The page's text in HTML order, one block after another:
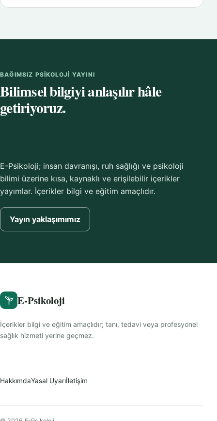
BAĞIMSIZ PSIKOLOJI YAYINI
Bilimsel bilgiyi anlaşılır hâle
getiriyoruz.
E-Psikoloji; insan davranışı, ruh sağlığı ve psikoloji
bilimi üzerine kısa, kaynaklı ve erişilebilir içerikler
yayımlar. İçerikler bilgi ve eğitim amaçlıdır.
Yayın yaklaşımımız
E-Psikoloji
İçerikler bilgi ve eğitim amaçlıdır; tanı, tedavi veya profesyonel
sağlık hizmeti yerine geçmez.
HakkımdaYasal Uyarıİletişim